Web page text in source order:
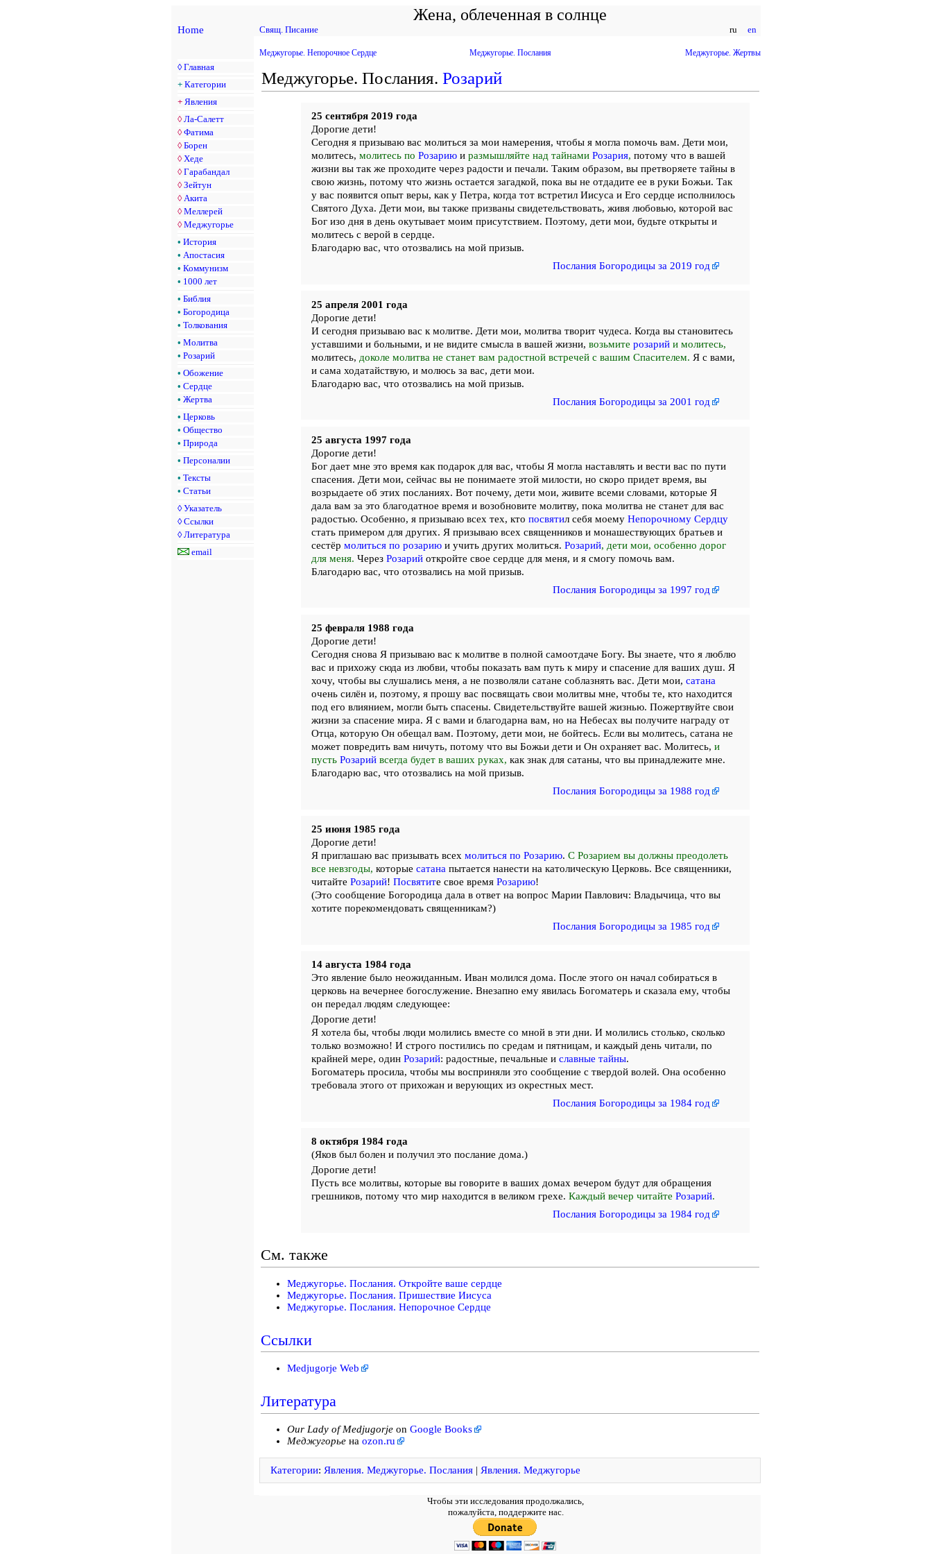
Жена, облеченная в солнце
Home Свящ. Писание ru en
◊ Главная
+ Категории
+ Явления
◊ Ла-Салетт
◊ Фатима
◊ Борен
◊ Хеде
◊ Гарабандал
◊ Зейтун
◊ Акита
◊ Меллерей
◊ Меджугорье
• История
• Апостасия
• Коммунизм
• 1000 лет
• Библия
• Богородица
• Толкования
• Молитва
• Розарий
• Обожение
• Сердце
• Жертва
• Церковь
• Общество
• Природа
• Персоналии
• Тексты
• Статьи
◊ Указатель
◊ Ссылки
◊ Литература
email
Меджугорье. Непорочное Сердце Меджугорье. Послания Меджугорье. Жертвы
Меджугорье. Послания. Розарий
25 сентября 2019 года
Дорогие дети!
Сегодня я призываю вас молиться за мои намерения, чтобы я могла помочь вам. Дети мои,
молитесь, молитесь по Розариюи размышляйте над тайнами Розария, потому что в вашей
жизни вы так же проходите через радости и печали. Таким образом, вы претворяете тайны в
свою жизнь, потому что жизнь остается загадкой, пока вы не отдадите ее в руки Божьи. Так
у вас появится опыт веры, как у Петра, когда тот встретил Иисуса и Его сердце исполнилось
Святого Духа. Дети мои, вы также призваны свидетельствовать, живя любовью, которой вас
Бог изо дня в день окутывает моим присутствием. Поэтому, дети мои, будьте открыты и
молитесь с верой в сердце.
Благодарю вас, что отозвались на мой призыв.
Послания Богородицы за 2019 год
25 апреля 2001 года
Дорогие дети!
И сегодня призываю вас к молитве. Дети мои, молитва творит чудеса. Когда вы становитесь
уставшими и больными, и не видите смысла в вашей жизни, возьмите розарийи молитесь,
молитесь, доколе молитва не станет вам радостной встречей с вашим Спасителем. Я с вами,
и сама ходатайствую, и молюсь за вас, дети мои.
Благодарю вас, что отозвались на мой призыв.
Послания Богородицы за 2001 год
25 августа 1997 года
Дорогие дети!
Бог дает мне это время как подарок для вас, чтобы Я могла наставлять и вести вас по пути
спасения. Дети мои, сейчас вы не понимаете этой милости, но скоро придет время, вы
возрыдаете об этих посланиях. Вот почему, дети мои, живите всеми словами, которые Я
дала вам за это благодатное время и возобновите молитву, пока молитва не станет для вас
радостью. Особенно, я призываю всех тех, кто посвятил себя моему Непорочному Сердцу
стать примером для других. Я призываю всех священников и монашествующих братьев и
сестёр молиться по розариюи учить других молиться. Розарий, дети мои, особенно дорог
для меня. Через Розарийоткройте свое сердце для меня, и я смогу помочь вам.
Благодарю вас, что отозвались на мой призыв.
Послания Богородицы за 1997 год
25 февраля 1988 года
Дорогие дети!
Сегодня снова Я призываю вас к молитве в полной самоотдаче Богу. Вы знаете, что я люблю
вас и прихожу сюда из любви, чтобы показать вам путь к миру и спасение для ваших душ. Я
хочу, чтобы вы слушались меня, а не позволяли сатане соблазнять вас. Дети мои, сатана
очень силён и, поэтому, я прошу вас посвящать свои молитвы мне, чтобы те, кто находится
под его влиянием, могли быть спасены. Свидетельствуйте вашей жизнью. Пожертвуйте свои
жизни за спасение мира. Я с вами и благодарна вам, но на Небесах вы получите награду от
Отца, которую Он обещал вам. Поэтому, дети мои, не бойтесь. Если вы молитесь, сатана не
может повредить вам ничуть, потому что вы Божьи дети и Он охраняет вас. Молитесь, и
пусть Розарийвсегда будет в ваших руках, как знак для сатаны, что вы принадлежите мне.
Благодарю вас, что отозвались на мой призыв.
Послания Богородицы за 1988 год
25 июня 1985 года
Дорогие дети!
Я приглашаю вас призывать всех молиться по Розарию. С Розарием вы должны преодолеть
все невзгоды, которые сатана пытается нанести на католическую Церковь. Все священники,
читайте Розарий! Посвятите свое время Розарию!
(Это сообщение Богородица дала в ответ на вопрос Марии Павлович: Владычица, что вы
хотите порекомендовать священникам?)
Послания Богородицы за 1985 год
14 августа 1984 года
Это явление было неожиданным. Иван молился дома. После этого он начал собираться в
церковь на вечернее богослужение. Внезапно ему явилась Богоматерь и сказала ему, чтобы
он передал людям следующее:
Дорогие дети!
Я хотела бы, чтобы люди молились вместе со мной в эти дни. И молились столько, сколько
только возможно! И строго постились по средам и пятницам, и каждый день читали, по
крайней мере, один Розарий: радостные, печальные и славные тайны.
Богоматерь просила, чтобы мы восприняли это сообщение с твердой волей. Она особенно
требовала этого от прихожан и верующих из окрестных мест.
Послания Богородицы за 1984 год
8 октября 1984 года
(Яков был болен и получил это послание дома.)
Дорогие дети!
Пусть все молитвы, которые вы говорите в ваших домах вечером будут для обращения
грешников, потому что мир находится в великом грехе. Каждый вечер читайте Розарий.
Послания Богородицы за 1984 год
См. также
Меджугорье. Послания. Откройте ваше сердце
Меджугорье. Послания. Пришествие Иисуса
Меджугорье. Послания. Непорочное Сердце
Ссылки
Medjugorje Web
Литература
Our Lady of Medjugorje on Google Books
Меджугорье на ozon.ru
Категории: Явления. Меджугорье. Послания| Явления. Меджугорье
Чтобы эти исследования продолжались,
пожалуйста, поддержите нас.